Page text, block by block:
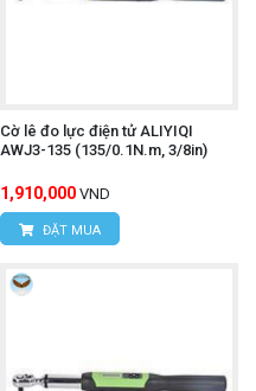
Cờ lê đo lực điện tử ALIYIQI
AWJ3-135 (135/0.1N.m, 3/8in)
1,910,000 VND
ĐẶT MUA